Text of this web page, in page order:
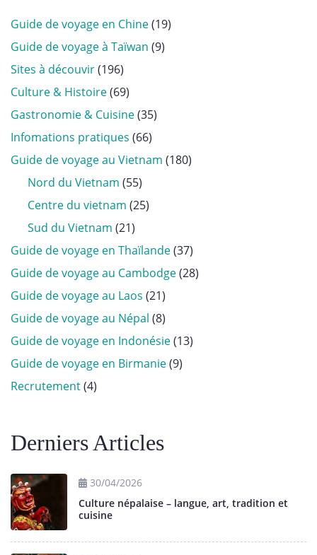
Guide de voyage en Chine(19)
Guide de voyage à Taïwan (9)
Sites à découvir(196)
Culture & Histoire(69)
Gastronomie & Cuisine(35)
Infomations pratiques (66)
Guide de voyage au Vietnam (180)
Nord du Vietnam (55)
Centre du vietnam (25)
Sud du Vietnam (21)
Guide de voyage en Thaïlande(37)
Guide de voyage au Cambodge(28)
Guide de voyage au Laos (21)
Guide de voyage au Népal (8)
Guide de voyage en Indonésie(13)
Guide de voyage en Birmanie(9)
Recrutement(4)
Derniers Articles
30/04/2026
Culture népalaise – langue, art, tradition et
cuisine